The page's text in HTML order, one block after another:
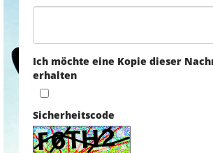
Ich möchte eine Kopie dieser
erhalten
Sicherheitscode